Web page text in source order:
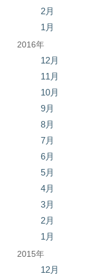
2月
1月
2016年
12月
11月
10月
9月
8月
7月
6月
5月
4月
3月
2月
1月
2015年
12月